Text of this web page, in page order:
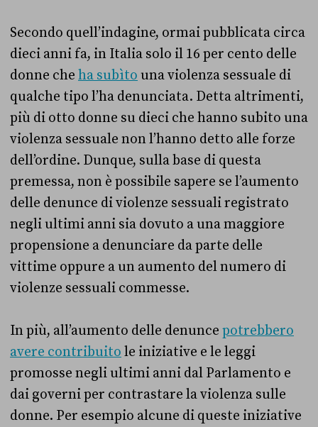
Secondo quell’indagine, ormai pubblicata circa
dieci anni fa, in Italia solo il 16 per cento delle
donne che ha subìto una violenza sessuale di
qualche tipo l’ha denunciata. Detta altrimenti,
più di otto donne su dieci che hanno subito una
violenza sessuale non l’hanno detto alle forze
dell’ordine. Dunque, sulla base di questa
premessa, non è possibile sapere se l’aumento
delle denunce di violenze sessuali registrato
negli ultimi anni sia dovuto a una maggiore
propensione a denunciare da parte delle
vittime oppure a un aumento del numero di
violenze sessuali commesse.
In più, all’aumento delle denunce potrebbero
avere contribuito le iniziative e le leggi
promosse negli ultimi anni dal Parlamento e
dai governi per contrastare la violenza sulle
donne. Per esempio alcune di queste iniziative